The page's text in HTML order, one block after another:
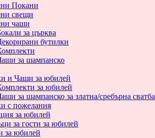
Покани
свещи
чаши
за църква
бутилки
за шампанско
и Чаши за юбилей
за юбилей
за шампанско за златна/сребърна сватба
с пожелания
за юбилей
за гости за юбилей
за юбилей